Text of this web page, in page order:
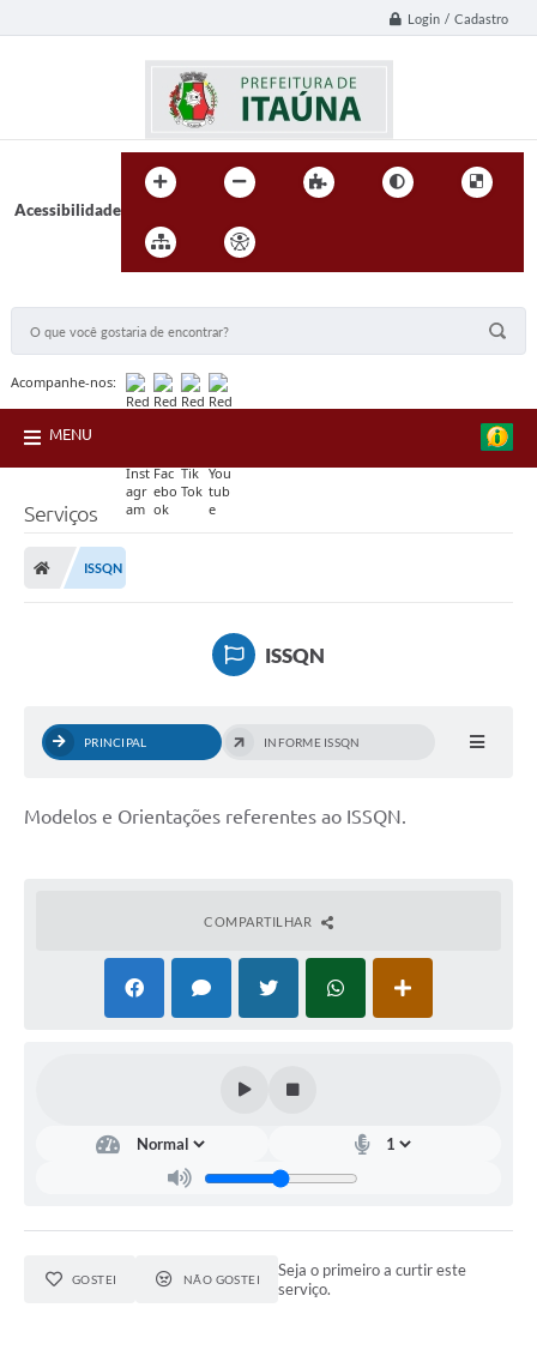
Login / Cadastro
Acessibilidade
Acompanhe-nos:
MENU
Serviços
ISSQN
ISSQN
PRINCIPAL INFORME ISSQN
Modelos e Orientações referentes ao ISSQN.
COMPARTILHAR
GOSTEI NÃO GOSTEI
Seja o primeiro a curtir este
serviço.